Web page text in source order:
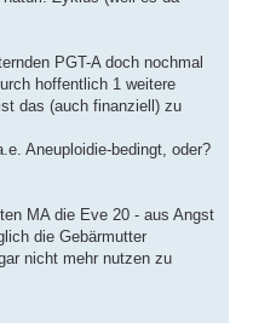
PGT-A doch nochmal
hoffentlich 1 weitere
das (auch finanziell) zu
Aneuploidie-bedingt, oder?
MA die Eve 20 - aus Angst
die Gebärmutter
nicht mehr nutzen zu